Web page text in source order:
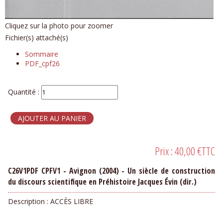
Cliquez sur la photo pour zoomer
Fichier(s) attaché(s)
Sommaire
PDF_cpf26
Quantité :
Prix :40,00 €TTC
C26V1PDF CPFV1 - Avignon (2004) - Un siècle de construction
du discours scientifique en Préhistoire Jacques Évin (dir.)
Description :ACCÈS LIBRE